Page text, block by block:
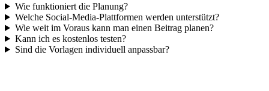
Wie funktioniert die Planung?
Welche Social-Media-Plattformen werden unterstützt?
Wie weit im Voraus kann man einen Beitrag planen?
Kann ich es kostenlos testen?
Sind die Vorlagen individuell anpassbar?